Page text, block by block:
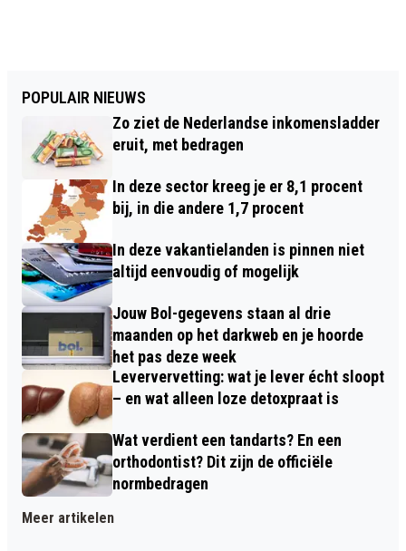
POPULAIR NIEUWS
Zo ziet de Nederlandse inkomensladder
eruit, met bedragen
In deze sector kreeg je er 8,1 procent
bij, in die andere 1,7 procent
In deze vakantielanden is pinnen niet
altijd eenvoudig of mogelijk
Jouw Bol-gegevens staan al drie
maanden op het darkweb en je hoorde
het pas deze week
Leververvetting: wat je lever écht sloopt
– en wat alleen loze detoxpraat is
Wat verdient een tandarts? En een
orthodontist? Dit zijn de officiële
normbedragen
Meer artikelen